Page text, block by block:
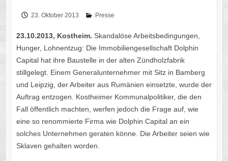
23. Oktober 2013 Presse
23.10.2013, Kostheim. Skandalöse Arbeitsbedingungen,
Hunger, Lohnentzug: Die Immobiliengesellschaft Dolphin
Capital hat ihre Baustelle in der alten Zündholzfabrik
stillgelegt. Einem Generalunternehmer mit Sitz in Bamberg
und Leipzig, der Arbeiter aus Rumänien einsetzte, wurde der
Auftrag entzogen. Kostheimer Kommunalpolitiker, die den
Fall öffentlich machten, werfen jedoch die Frage auf, wie
eine so renommierte Firma wie Dolphin Capital an ein
solches Unternehmen geraten könne. Die Arbeiter seien wie
Sklaven gehalten worden.